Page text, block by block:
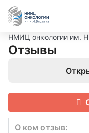
НМИЦ онкологии им.
Отзывы
О ком отзыв: